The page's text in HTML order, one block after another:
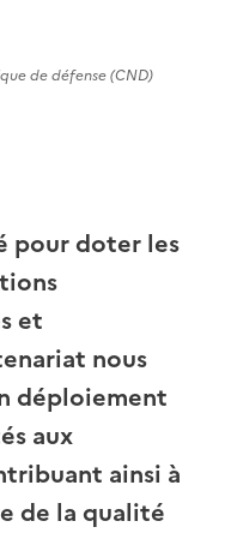
de défense (CND)
pour doter les
et
nous
déploiement
aux
ainsi à
de la qualité